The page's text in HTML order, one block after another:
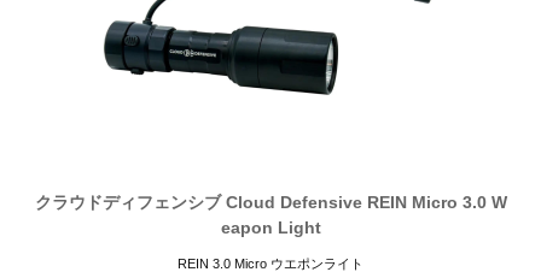
クラウドディフェンシブ Cloud Defensive REIN Micro 3.0 W
eapon Light
REIN 3.0 Micro ウエポンライト